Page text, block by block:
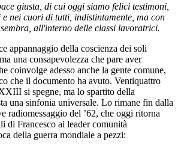
giusta, di cui oggi siamo felici testimoni,
e nei cuori di tutti, indistintamente, ma con
all'interno delle classi lavoratrici.
appannaggio della coscienza dei soli
una consapevolezza che pare aver
coinvolge adesso anche la gente comune,
che il documento ha avuto. Ventiquattro
si spegne, ma lo spartito della
una sinfonia universale. Lo rimane fin dalla
radiomessaggio del ’62, che oggi ritorna
di Francesco ai leader comunità
della guerra mondiale a pezzi: